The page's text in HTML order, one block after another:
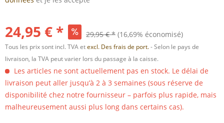
24,95 € * 29,95 € * (16,69% économisé)
Tous les prix sont incl. TVA etexcl. Des frais de port.- Selon le pays de
livraison, la TVA peut varier lors du passage à la caisse.
Les articles ne sont actuellement pas en stock. Le délai de
livraison peut aller jusqu’à 2 à 3 semaines (sous réserve de
disponibilité chez notre fournisseur – parfois plus rapide, mais
malheureusement aussi plus long dans certains cas).